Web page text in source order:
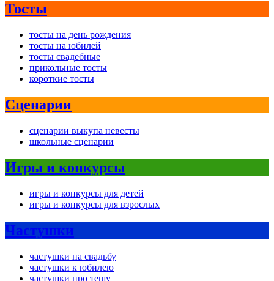
Тосты
тосты на день рождения
тосты на юбилей
тосты свадебные
прикольные тосты
короткие тосты
Сценарии
сценарии выкупа невесты
школьные сценарии
Игры и конкурсы
игры и конкурсы для детей
игры и конкурсы для взрослых
Частушки
частушки на свадьбу
частушки к юбилею
частушки про тещу